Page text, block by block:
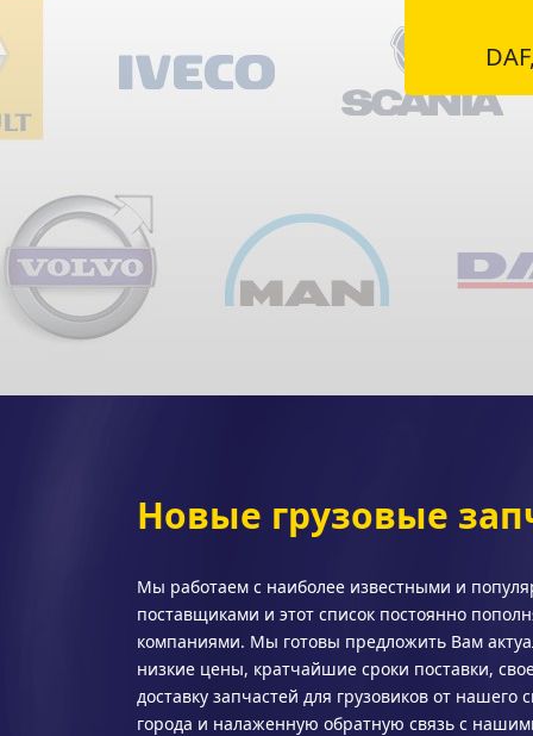
Новые грузовые
Мы работаем с наиболее известными и
поставщиками и этот список постоянно
компаниями. Мы готовы предложить Вам
низкие цены, кратчайшие сроки поставки,
доставку запчастей для грузовиков от нашего
города и налаженную обратную связь с